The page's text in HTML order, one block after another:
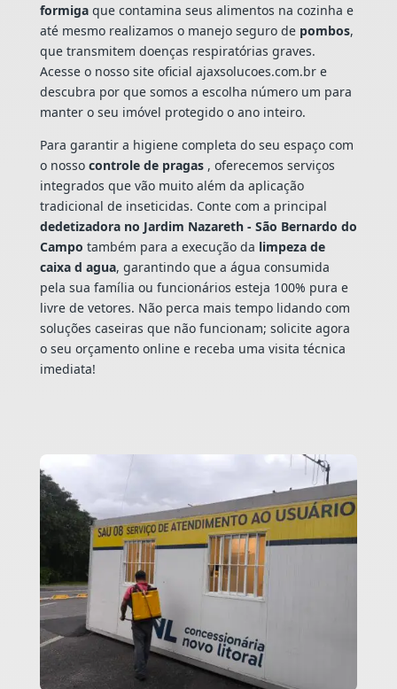
formigaque contamina seus alimentos na cozinha e
até mesmo realizamos o manejo seguro de pombos,
que transmitem doenças respiratórias graves.
Acesse o nosso site oficial ajaxsolucoes.com.br e
descubra por que somos a escolha número um para
manter o seu imóvel protegido o ano inteiro.
Para garantir a higiene completa do seu espaço com
o nosso controle de pragas , oferecemos serviços
integrados que vão muito além da aplicação
tradicional de inseticidas. Conte com a principal
dedetizadora no Jardim Nazareth - São Bernardo do
Campo também para a execução da limpeza de
caixa d agua, garantindo que a água consumida
pela sua família ou funcionários esteja 100% pura e
livre de vetores. Não perca mais tempo lidando com
soluções caseiras que não funcionam; solicite agora
o seu orçamento online e receba uma visita técnica
imediata!